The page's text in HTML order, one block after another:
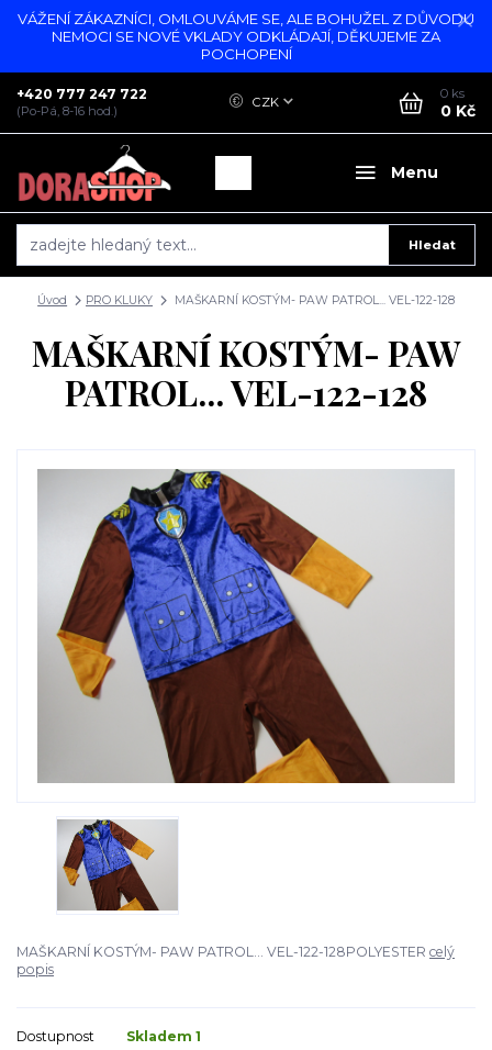
VÁŽENÍ ZÁKAZNÍCI, OMLOUVÁME SE, ALE BOHUŽEL Z DŮVODU
NEMOCI SE NOVÉ VKLADY ODKLÁDAJÍ, DĚKUJEME ZA
POCHOPENÍ
Menu
CZK
Hledat
+420 777 247 722
(Po-Pá, 8-16 hod.)
0 ks
0 Kč
Úvod PRO KLUKY MAŠKARNÍ KOSTÝM- PAW PATROL... VEL-122-128
MAŠKARNÍ KOSTÝM- PAW
PATROL... VEL-122-128
MAŠKARNÍ KOSTÝM- PAW PATROL... VEL-122-128POLYESTER celý
popis
Dostupnost Skladem 1